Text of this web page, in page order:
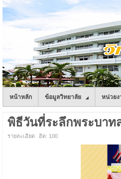
หน้าหลัก ข้อมูลวิทยาลัย หน่วยง
พิธีวันที่ระลึกพระบาทส
รายละเอียด ฮิต: 100